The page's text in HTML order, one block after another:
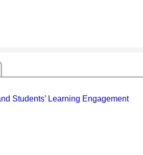
Students’ Learning Engagement